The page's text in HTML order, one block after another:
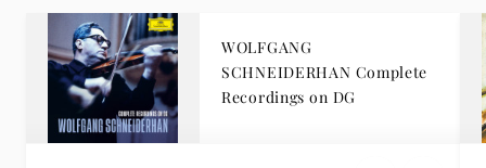
WOLFGANG
SCHNEIDERHAN Complete
Recordings on DG